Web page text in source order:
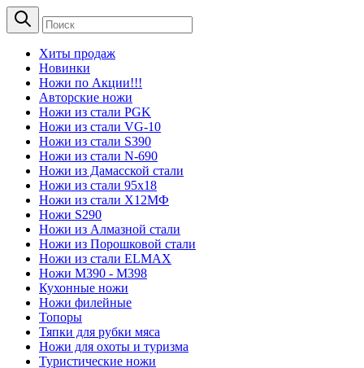
Хиты продаж
Новинки
Ножи по Акции!!!
Авторские ножи
Ножи из стали PGK
Ножи из стали VG-10
Ножи из стали S390
Ножи из стали N-690
Ножи из Дамасской стали
Ножи из стали 95х18
Ножи из стали Х12МФ
Ножи S290
Ножи из Алмазной стали
Ножи из Порошковой стали
Ножи из стали ELMAX
Ножи М390 - М398
Кухонные ножи
Ножи филейные
Топоры
Тяпки для рубки мяса
Ножи для охоты и туризма
Туристические ножи